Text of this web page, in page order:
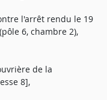
l'arrêt rendu le 19
6, chambre 2),
de la
8],